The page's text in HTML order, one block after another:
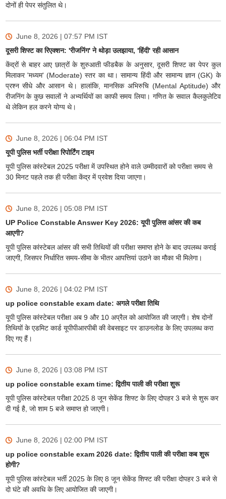
दोनों ही पेपर संतुलित थे।
June 8, 2026 | 07:57 PM IST
दूसरी शिफ्ट का रिएक्शन: 'रीजनिंग' ने थोड़ा उलझाया, 'हिंदी' रही आसान
केंद्रों से बाहर आए छात्रों के शुरुआती फीडबैक के अनुसार, दूसरी शिफ्ट का पेपर कुल
मिलाकर 'मध्यम' (Moderate) स्तर का था। सामान्य हिंदी और सामान्य ज्ञान (GK) के
प्रश्न सीधे और आसान थे। हालांकि, मानसिक अभिरुचि (Mental Aptitude) और
रीजनिंग के कुछ सवालों ने अभ्यर्थियों का काफी समय लिया। गणित के सवाल कैलकुलेटिव
थे लेकिन हल करने योग्य थे।
June 8, 2026 | 06:04 PM IST
यूपी पुलिस भर्ती परीक्षा रिपोर्टिंग टाइम
यूपी पुलिस कांस्टेबल 2025 परीक्षा में उपस्थित होने वाले उम्मीदवारों को परीक्षा समय से
30 मिनट पहले तक ही परीक्षा केंद्र में प्रवेश दिया जाएगा।
June 8, 2026 | 05:08 PM IST
UP Police Constable Answer Key 2026: यूपी पुलिस आंसर की कब
आएगी?
यूपी पुलिस कांस्टेबल आंसर की सभी तिथियों की परीक्षा समाप्त होने के बाद उपलब्ध कराई
जाएगी, जिसपर निर्धारित समय-सीमा के भीतर आपत्तियां उठाने का मौका भी मिलेगा।
June 8, 2026 | 04:02 PM IST
up police constable exam date: अगले परीक्षा तिथि
यूपी पुलिस कांस्टेबल परीक्षा अब 9 और 10 अप्रैल को आयोजित की जाएगी। शेष दोनों
तिथियों के एडमिट कार्ड यूपीपीआरपीबी की वेबसाइट पर डाउनलोड के लिए उपलब्ध करा
दिए गए हैं।
June 8, 2026 | 03:08 PM IST
up police constable exam time: द्वितीय पाली की परीक्षा शुरू
यूपी पुलिस कांस्टेबल परीक्षा 2025 8 जून सेकेंड शिफ्ट के लिए दोपहर 3 बजे से शुरू कर
दी गई है, जो शाम 5 बजे समाप्त हो जाएगी।
June 8, 2026 | 02:00 PM IST
up police constable exam 2026 date: द्वितीय पाली की परीक्षा कब शुरू
होगी?
यूपी पुलिस कांस्टेबल भर्ती 2025 के लिए 8 जून सेकेंड शिफ्ट की परीक्षा दोपहर 3 बजे से
दो घंटे की अवधि के लिए आयोजित की जाएगी।